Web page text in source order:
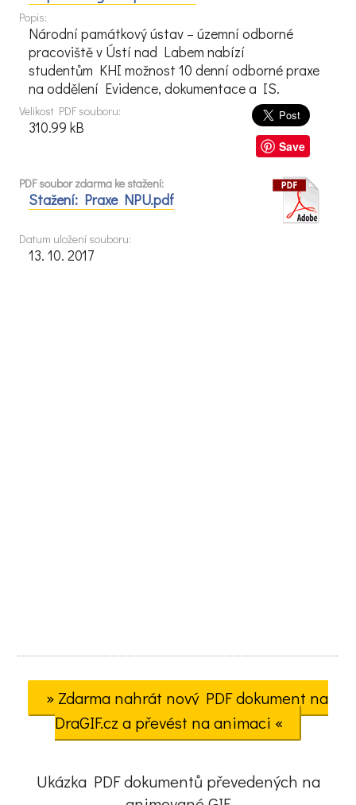
Popis:
Národní památkový ústav – územní odborné
pracoviště v Ústí nad Labem nabízí
studentům KHI možnost 10 denní odborné praxe
na oddělení Evidence, dokumentace a IS.
Save
Velikost PDF souboru:
310.99 kB
PDF soubor zdarma ke stažení:
Stažení: Praxe NPU.pdf
Datum uložení souboru:
13. 10. 2017
» Zdarma nahrát nový PDF dokument na
DraGIF.cz a převést na animaci «
Ukázka PDF dokumentů převedených na